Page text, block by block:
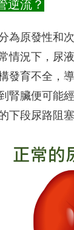
逆流？
為原發性和
情況下，尿
發育不全，
腎臟便可能
下段尿路阻塞